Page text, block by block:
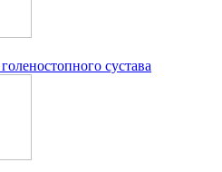
сустава